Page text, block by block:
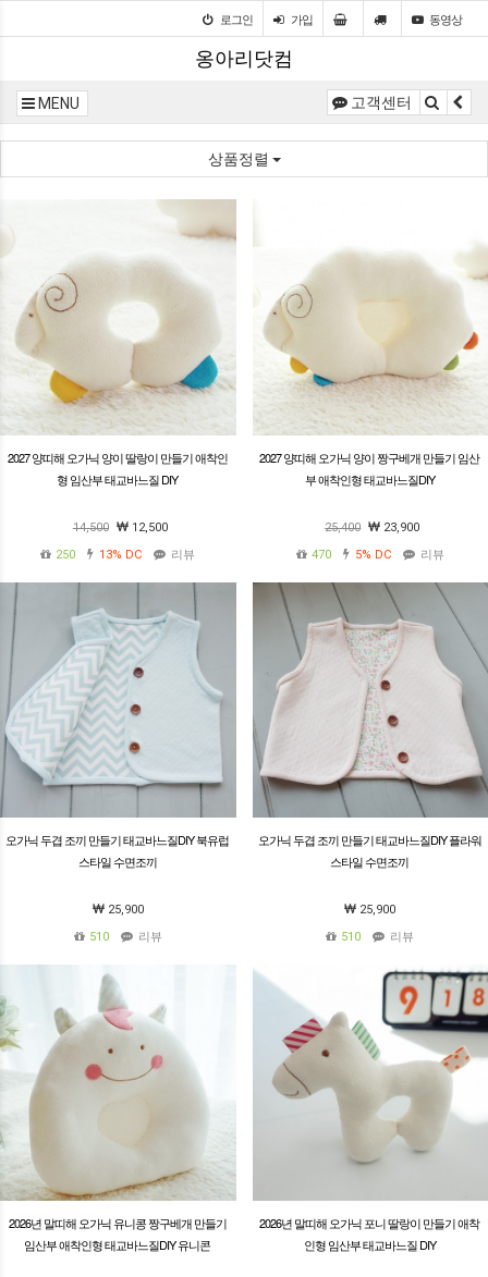
로그인 가입 동영상
옹아리닷컴
MENU 고객센터
상품정렬
2027 양띠해 오가닉 양이 딸랑이 만들기 애착인
형 임산부 태교바느질 DIY
14,500
12,500
250
13% DC 리뷰
2027 양띠해 오가닉 양이 짱구베개 만들기 임산
부 애착인형 태교바느질DIY
25,400
23,900
470
5% DC 리뷰
오가닉 두겹 조끼 만들기 태교바느질DIY 북유럽
스타일 수면조끼
25,900
510
리뷰
오가닉 두겹 조끼 만들기 태교바느질DIY 플라워
스타일 수면조끼
25,900
510
리뷰
2026년 말띠해 오가닉 유니콩 짱구베개 만들기
임산부 애착인형 태교바느질DIY 유니콘
2026년 말띠해 오가닉 포니 딸랑이 만들기 애착
인형 임산부 태교바느질 DIY